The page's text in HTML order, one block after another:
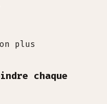
plus
chaque